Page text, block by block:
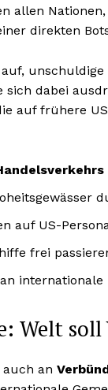
allen
direkten
dabei
auf frühere
auf US-
frei
Welt
an